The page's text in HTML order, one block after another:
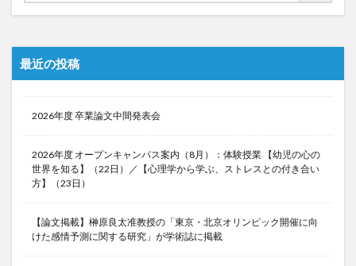
最近の投稿
2026年度 卒業論文中間発表会
2026年度 オープンキャンパス案内（8月）：体験授業 【幼児の心の
世界を知る】（22日）／【心理学から学ぶ、ストレスとの付き合い
方】（23日）
【論文掲載】榊原良太准教授の「東京・北京オリンピック開催に向
けた感情予測に関する研究」が学術誌に掲載